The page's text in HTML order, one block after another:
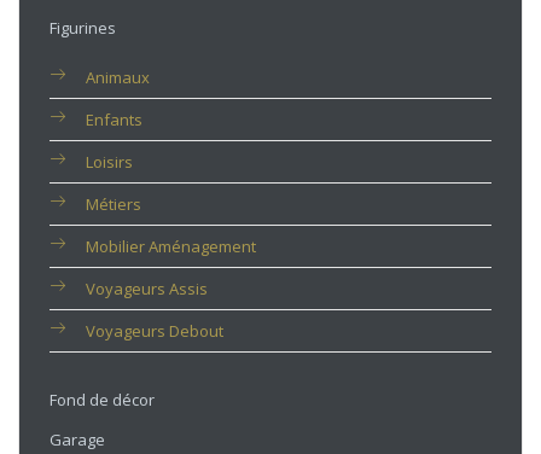
Figurines
Animaux
Enfants
Loisirs
Métiers
Mobilier Aménagement
Voyageurs Assis
Voyageurs Debout
Fond de décor
Garage